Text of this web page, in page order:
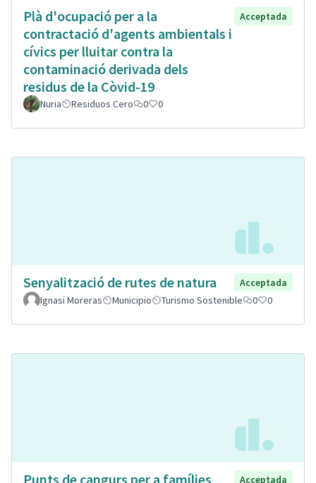
Plà d'ocupació per a la
contractació d'agents ambientals i
cívics per lluitar contra la
contaminació derivada dels
residus de la Còvid-19
Acceptada
Nuria Residuos Cero 0 0
Senyalització de rutes de natura
Acceptada
Ignasi Moreras
Municipio Turismo Sostenible 0 0
Punts de cangurs per a famílies Acceptada